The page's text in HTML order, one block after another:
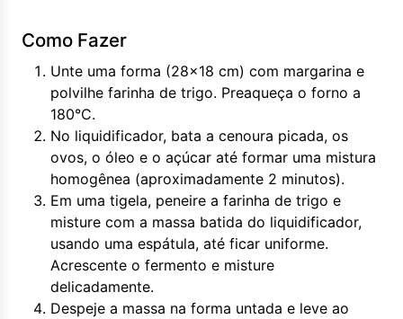
Como Fazer
Unte uma forma (28x18 cm) com margarina e
polvilhe farinha de trigo. Preaqueça o forno a
180°C.
No liquidificador, bata a cenoura picada, os
ovos, o óleo e o açúcar até formar uma mistura
homogênea (aproximadamente 2 minutos).
Em uma tigela, peneire a farinha de trigo e
misture com a massa batida do liquidificador,
usando uma espátula, até ficar uniforme.
Acrescente o fermento e misture
delicadamente.
Despeje a massa na forma untada e leve ao